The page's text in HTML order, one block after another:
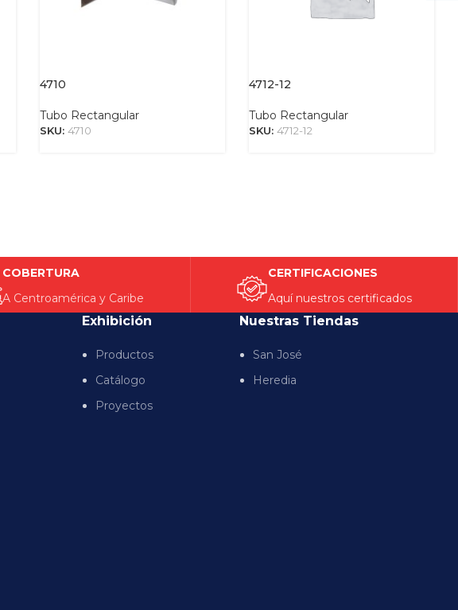
4710
Tubo Rectangular
SKU:4710
4712-12
Tubo Rectangular
SKU:4712-12
COBERTURA
A Centroamérica y Caribe
CERTIFICACIONES
Aquí nuestros certificados
Exhibición
Productos
Catálogo
Proyectos
Nuestras Tiendas
San José
Heredia